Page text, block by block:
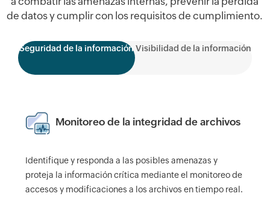
de datos y cumplir con los requisitos de cumplimiento.
Seguridad de la información Visibilidad de la información
Monitoreo de la integridad de archivos
Identifique y responda a las posibles amenazas y
proteja la información crítica mediante el monitoreo de
accesos y modificaciones a los archivos en tiempo real.